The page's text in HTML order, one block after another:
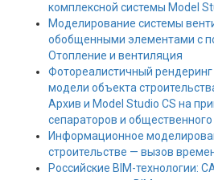
комплексной системы Model
Моделирование системы
обобщенными элементами с
Отопление и вентиляция
Фотореалистичный
модели объекта
Архив и Model Studio CS на
сепараторов и
Информационное
строительстве — вызов
Российские BIM-технологии: